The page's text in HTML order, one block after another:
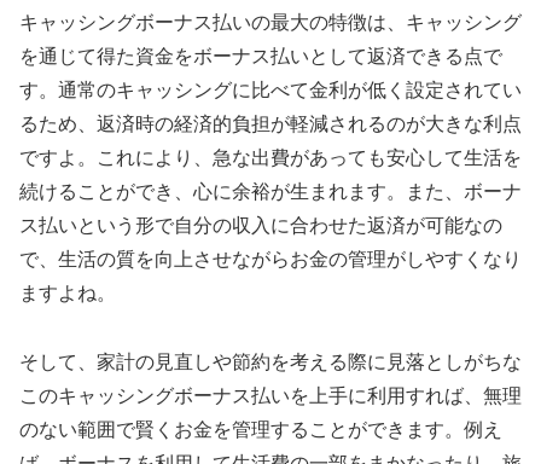
キャッシングボーナス払いの最大の特徴は、キャッシング
を通じて得た資金をボーナス払いとして返済できる点で
す。通常のキャッシングに比べて金利が低く設定されてい
るため、返済時の経済的負担が軽減されるのが大きな利点
ですよ。これにより、急な出費があっても安心して生活を
続けることができ、心に余裕が生まれます。また、ボーナ
ス払いという形で自分の収入に合わせた返済が可能なの
で、生活の質を向上させながらお金の管理がしやすくなり
ますよね。
そして、家計の見直しや節約を考える際に見落としがちな
このキャッシングボーナス払いを上手に利用すれば、無理
のない範囲で賢くお金を管理することができます。例え